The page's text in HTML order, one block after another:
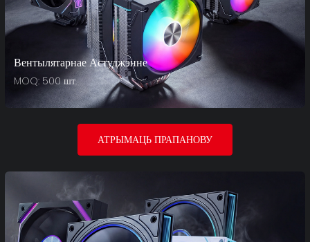
Вентылятарнае Астуджэнне
MOQ: 500 шт.
АТРЫМАЦЬ ПРАПАНОВУ